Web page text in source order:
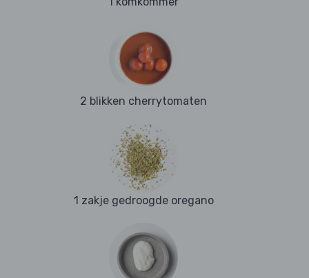
2 blikken cherrytomaten
1 zakje gedroogde oregano